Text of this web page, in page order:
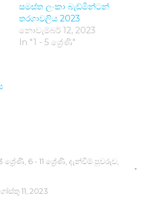
සමස්ත ලංකා බැඩ්මින්ටන්
තරගාවලිය 2023
නොවැම්බර් 12, 2023
In "1 - 5 ශ්‍රේණි"
ශ්‍රේණි 6 - 11 ශ්‍රේණි දැන්වීම් පුවරුව
11, 2023